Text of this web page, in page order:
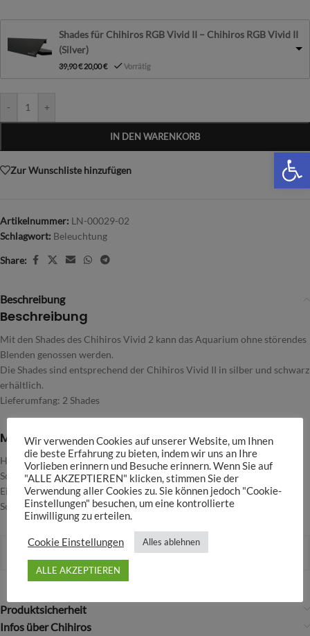
Shades für Chihiros RGB Vivid II – Chihiros RGB Vivid II
(Silver)
39,90€ 20,00€ Vorrätig
- +
IN DEN WARENKORB
Zur Wunschliste hinzufügen
Artikelnummer: LN-00029-02
Schlagwort: Beleuchtung
Share:
Beschreibung
Beschreibung
Mit den Shades des Chihiros Vivid 2 kann das Aquarium ohne störendes
Blenden genossen werden.
Die Shades sind entsprechend der Chihiros Vivid II in silber und schwarz
erhältlich.
Lieferumfang: 2 Shades
Merkmale
Hochwertige Verarbeitung
Schützt vor Blenden
Einfach zu montieren
Schickes Upgrade
Abmessungen
Produktsicherheit
Infos über Chihiros
Wir verwenden Cookies auf unserer Website, um Ihnen
die beste Erfahrung zu bieten, indem wir uns an Ihre
Vorlieben erinnern und Besuche erinnern. Wenn Sie auf
"ALLE AKZEPTIEREN" klicken, stimmen Sie der
Verwendung aller Cookies zu. Sie können jedoch "Cookie-
Einstellungen" besuchen, um eine kontrollierte
Einwilligung zu erteilen.
Cookie Einstellungen Alles ablehnen
ALLE AKZEPTIEREN